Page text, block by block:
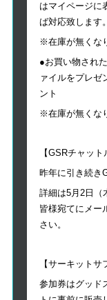
はマイページに
ば対応致します。
※在庫が無くな
●お買い物され
ァイルをプレゼ
ント
※在庫が無くな
【GSRチャット
昨年に引き続き
詳細は5月2日（
皆様宛てにメー
さい。
【サーキットサ
参加券はグッド